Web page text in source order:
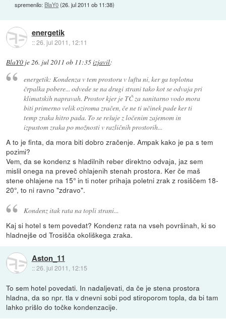
spremenilo: BlaY0(26. jul 2011 ob 11:38)
energetik
::26. jul 2011, 12:11
BlaY0 je26. jul 2011 ob 11:35izjavil:
energetik: Kondenza v tem prostoru v luftu ni, ker ga toplotna
črpalka pobere... odvede se na drugi strani tako kot se odvaja pri
klimatskih napravah. Prostor kjer je TČ za sanitarno vodo mora
biti primerno velik oziroma zračen, če ne ti učinek pade ker ti
temp zraka hitro pada. To se rešuje z ločenim zajemom in
izpustom zraka po možnosti v različnih prostorih...
A to je finta, da mora biti dobro zračenje. Ampak kako je pa s tem
pozimi?
Vem, da se kondenz s hladilnih reber direktno odvaja, jaz sem
mislil onega na preveč ohlajenih stenah prostora. Ker če maš
stene ohlajene na 15° in ti noter prihaja poletni zrak z rosiščem 18-
20°, to ni ravno "zdravo".
Kondenz itak rata na topli strani...
Kaj si hotel s tem povedat? Kondenz rata na vseh površinah, ki so
hladnejše od Trosišča okoliškega zraka.
Aston_11
::26. jul 2011, 12:15
To sem hotel povedati. In nadaljevati, da če je stena prostora
hladna, da so npr. tla v dnevni sobi pod stiroporom topla, da bi tam
lahko prišlo do točke kondenzacije.